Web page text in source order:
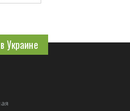
Украине